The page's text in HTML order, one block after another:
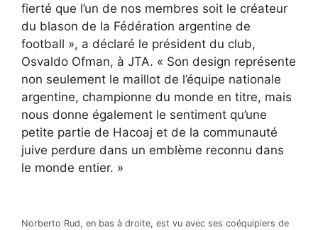
fierté que l’un de nos membres soit le créateur
du blason de la Fédération argentine de
football », a déclaré le président du club,
Osvaldo Ofman, à JTA. « Son design représente
non seulement le maillot de l’équipe nationale
argentine, championne du monde en titre, mais
nous donne également le sentiment qu’une
petite partie de Hacoaj et de la communauté
juive perdure dans un emblème reconnu dans
le monde entier. »
Norberto Rud, en bas à droite, est vu avec ses coéquipiers de